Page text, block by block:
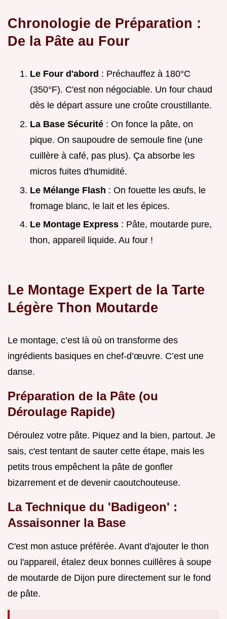
Chronologie de Préparation :
De la Pâte au Four
Le Four d'abord : Préchauffez à 180°C
(350°F). C'est non négociable. Un four chaud
dès le départ assure une croûte croustillante.
La Base Sécurité : On fonce la pâte, on
pique. On saupoudre de semoule fine (une
cuillère à café, pas plus). Ça absorbe les
micros fuites d'humidité.
Le Mélange Flash : On fouette les œufs, le
fromage blanc, le lait et les épices.
Le Montage Express : Pâte, moutarde pure,
thon, appareil liquide. Au four !
Le Montage Expert de la Tarte
Légère Thon Moutarde
Le montage, c’est là où on transforme des
ingrédients basiques en chef-d’œuvre. C’est une
danse.
Préparation de la Pâte (ou
Déroulage Rapide)
Déroulez votre pâte. Piquez and la bien, partout. Je
sais, c'est tentant de sauter cette étape, mais les
petits trous empêchent la pâte de gonfler
bizarrement et de devenir caoutchouteuse.
La Technique du 'Badigeon' :
Assaisonner la Base
C'est mon astuce préférée. Avant d'ajouter le thon
ou l'appareil, étalez deux bonnes cuillères à soupe
de moutarde de Dijon pure directement sur le fond
de pâte.